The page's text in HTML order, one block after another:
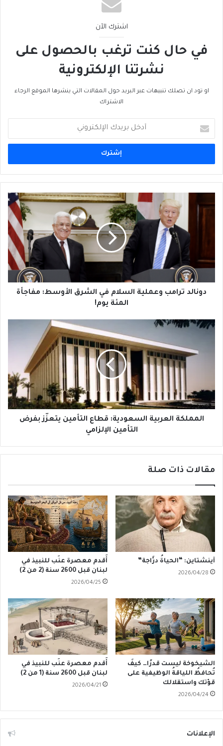
اشترك الآن
في حال كنت ترغب بالحصول على
نشرتنا الإلكترونية
او تود ان تصلك تنبيهات عبر البريد حول المقالات التي ينشرها الموقع الرجاء
الاشتراك
بريدك
الإلكتروني
ترامب
وعملية
الأوسط:
مفاجأة
المئة
يوم!دونالد ترامب وعملية السلام في الشرق الأوسط: مفاجأة
المئة يوم!
المملكة
التأمين
الإلزامي
المملكة العربية السعودية: قطاع التأمين يتعزّز بفرض
التأمين الإلزامي
مقالات ذات صلة
آينشتاين: “الحياةُ درَّاجة”
2026/04/28
أَقدم معصرة عنَب للنبيذ في
لبنان قبل 2600 سنة (2 من 2)
2026/04/25
الشيخوخة ليست قدرًا… كيفَ
تُحافظُ اللياقةُ الوظيفية على
قوّتك واستقلالك
2026/04/24
أَقدم معصرة عنَب للنبيذ في
لبنان قبل 2600 سنة (1 من 2)
2026/04/21
الإعلانات